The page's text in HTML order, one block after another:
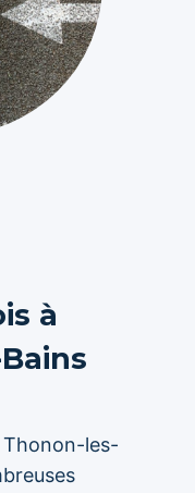
à
Thonon-les-